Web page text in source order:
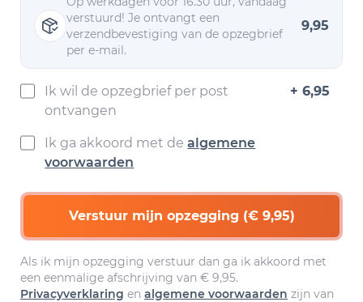
verstuurd! Je ontvangt een
verzendbevestiging van de opzegbrief
per e-mail.
9,95
Ik wil de opzegbrief per post
ontvangen
+ 6,95
Ik ga akkoord met dealgemene
voorwaarden
Verstuur mijn opzegging (€ 9,95)
Als ik mijn opzegging verstuur dan ga ik akkoord met
een eenmalige afschrijving van € 9,95.
Privacyverklaring en algemene voorwaarden zijn van